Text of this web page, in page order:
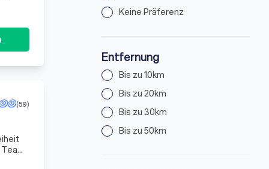
(59)
Keine Präferenz
Entfernung
Bis zu 10km
Bis zu 20km
Bis zu 30km
Bis zu 50km